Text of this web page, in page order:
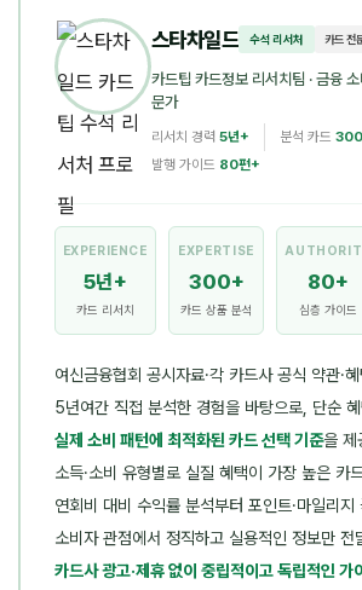
스타차일드 수석 리서처 카드 전
카드팁 카드정보 리서치팀 · 금융
문가
리서치 경력 5년+ 분석 카드
발행 가이드 80편+
EXPERIENCE
5년+
카드 리서치
EXPERTISE
300+
카드 상품 분석
80+
심층 가이드
여신금융협회 공시자료·각 카드사 공식 약관·
5년여간 직접 분석한 경험을 바탕으로, 단순
실제 소비 패턴에 최적화된 카드 선택 기준을 제
소득·소비 유형별로 실질 혜택이 가장 높은 카
연회비 대비 수익률 분석부터 포인트·마일리지
소비자 관점에서 정직하고 실용적인 정보만 전
카드사 광고·제휴 없이 중립적이고 독립적인 가